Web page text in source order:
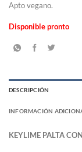
Apto vegano.
Disponible pronto
DESCRIPCIÓN
INFORMACIÓN
KEYLIME PALTA